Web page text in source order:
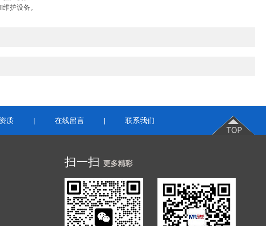
护设备。
质 | 在线留言 | 联系我们
扫一扫 更多精彩